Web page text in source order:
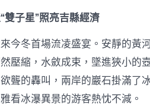
區
_
中
國
網〉
中
雙子星”照亮吉縣經濟
今冬首場流凌盛宴。安靜的黃
壓縮，水斂成束，墜進狹小的
聾的轟叫，兩岸的巖石掛滿了
看冰瀑異景的游客熱忱不減。